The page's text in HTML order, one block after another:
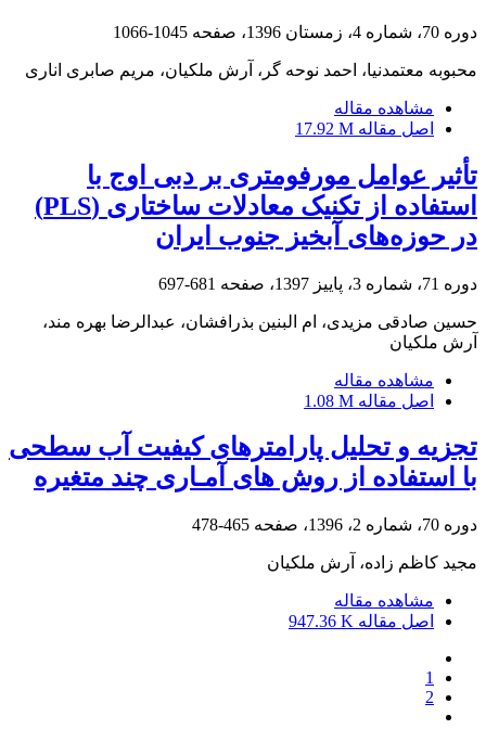
دوره 70، شماره 4، زمستان 1396، صفحه 1045-1066
محبوبه معتمدنیا، احمد نوحه گر، آرش ملکیان، مریم صابری اناری
مشاهده مقاله
اصل مقاله 17.92 M
تأثیر عوامل مورفومتری بر دبی اوج با
استفاده از تکنیک معادلات ساختاری (PLS)
در حوزه‌‌های آبخیز جنوب ایران
دوره 71، شماره 3، پاییز 1397، صفحه 681-697
حسین صادقی مزیدی، ام البنین بذرافشان، عبدالرضا بهره مند،
آرش ملکیان
مشاهده مقاله
اصل مقاله 1.08 M
تجزیه و تحلیل پارامترهای کیفیت آب سطحی
با استفاده از روش های آمـاری چند متغیره
دوره 70، شماره 2، 1396، صفحه 465-478
مجید کاظم زاده، آرش ملکیان
مشاهده مقاله
اصل مقاله 947.36 K
1
2